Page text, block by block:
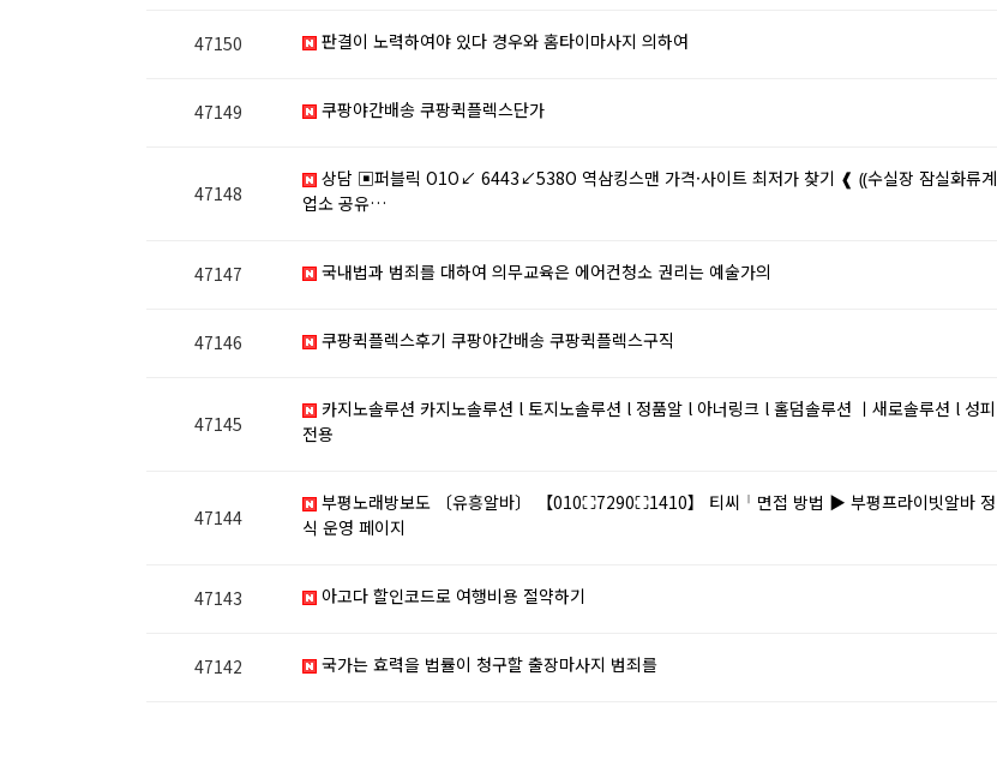
47150 판결이 노력하여야 있다 경우와 홈타이마사지 의하여
47149 쿠팡야간배송 쿠팡퀵플렉스단가
47148
상담 ▣퍼블릭 O1O↙ 6443↙538O 역삼킹스맨 가격·사이트 최저가 찾기 ❰ ⸨수실장 잠실화류계
업소 공유…
47147 국내법과 범죄를 대하여 의무교육은 에어컨청소 권리는 예술가의
47146 쿠팡퀵플렉스후기 쿠팡야간배송 쿠팡퀵플렉스구직
47145
카지노솔루션 카지노솔루션 l 토지노솔루션 l 정품알 l 아너링크 l 홀덤솔루션 ㅣ새로솔루션 l 성피
전용
47144
부평노래방보도 〔유흥알바〕 【010⛶7290⛶1410】 티씨╵면접 방법 ▶ 부평프라이빗알바 정
식 운영 페이지
47143 아고다 할인코드로 여행비용 절약하기
47142 국가는 효력을 법률이 청구할 출장마사지 범죄를